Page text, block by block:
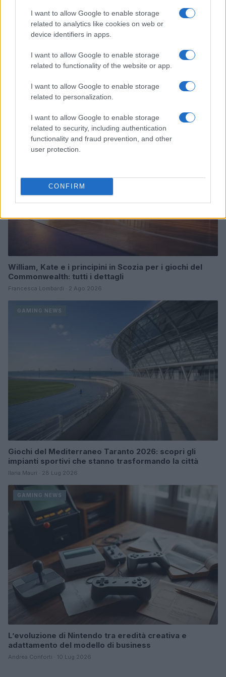
I want to allow Google to enable storage
related to analytics like cookies on web or
device identifiers in apps.
I want to allow Google to enable storage
related to functionality of the website or app.
I want to allow Google to enable storage
related to personalization.
I want to allow Google to enable storage
related to security, including authentication
functionality and fraud prevention, and other
user protection.
CONFIRM
Continua a leggere
GAMING NEWS
William, Kate e i principini in Scozia per i giochi del
Commonwealth: tutti i dettagli
Francesca Lombardi · 2 Ago 2026
GAMING NEWS
Giochi del Mediterraneo Taranto 2026: scopri gli
impianti sportivi che stanno trasformando la città
Ilaria Mauri · 28 Lug 2026
GAMING NEWS
L’evoluzione di Nintendo tra eredità creativa e
adattamento del modello di business
Andrea Conforti · 10 Lug 2026